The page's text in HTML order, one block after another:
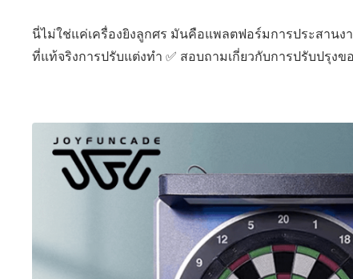
นี่ไม่ใช่แค่เครื่องยิงลูกศร มันคือแพลตฟอร์มการประสาน
ที่แท้จริงการปรับแต่งทํา ✅ สอบถามเกี่ยวกับการปรับปรุง